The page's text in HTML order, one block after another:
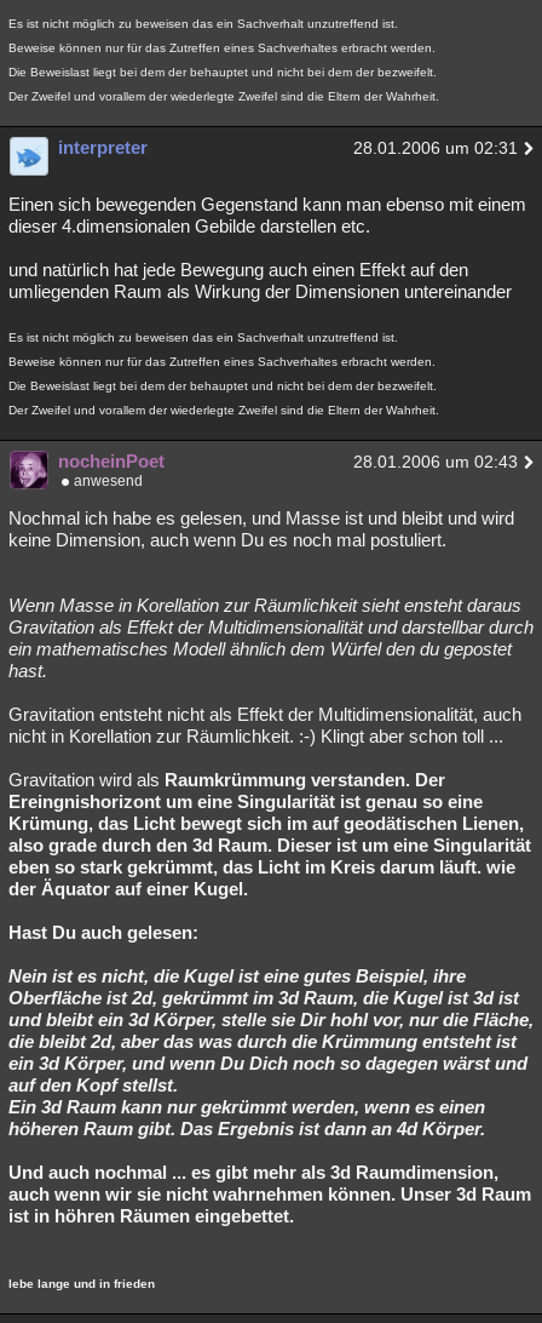
Es ist nicht möglich zu beweisen das ein Sachverhalt unzutreffend ist.
Beweise können nur für das Zutreffen eines Sachverhaltes erbracht werden.
Die Beweislast liegt bei dem der behauptet und nicht bei dem der bezweifelt.
Der Zweifel und vorallem der wiederlegte Zweifel sind die Eltern der Wahrheit.
interpreter 28.01.2006 um 02:31
Einen sich bewegenden Gegenstand kann man ebenso mit einem
dieser 4.dimensionalen Gebilde darstellen etc.
und natürlich hat jede Bewegung auch einen Effekt auf den
umliegenden Raum als Wirkung der Dimensionen untereinander
Es ist nicht möglich zu beweisen das ein Sachverhalt unzutreffend ist.
Beweise können nur für das Zutreffen eines Sachverhaltes erbracht werden.
Die Beweislast liegt bei dem der behauptet und nicht bei dem der bezweifelt.
Der Zweifel und vorallem der wiederlegte Zweifel sind die Eltern der Wahrheit.
nocheinPoet 28.01.2006 um 02:43
anwesend
Nochmal ich habe es gelesen, und Masse ist und bleibt und wird
keine Dimension, auch wenn Du es noch mal postuliert.
Wenn Masse in Korellation zur Räumlichkeit sieht ensteht daraus
Gravitation als Effekt der Multidimensionalität und darstellbar durch
ein mathematisches Modell ähnlich dem Würfel den du gepostet
hast.
Gravitation entsteht nicht als Effekt der Multidimensionalität, auch
nicht in Korellation zur Räumlichkeit. :-) Klingt aber schon toll ...
Gravitation wird als Raumkrümmung verstanden. Der
Ereingnishorizont um eine Singularität ist genau so eine
Krümung, das Licht bewegt sich im auf geodätischen Lienen,
also grade durch den 3d Raum. Dieser ist um eine Singularität
eben so stark gekrümmt, das Licht im Kreis darum läuft. wie
der Äquator auf einer Kugel.
Hast Du auch gelesen:
Nein ist es nicht, die Kugel ist eine gutes Beispiel, ihre
Oberfläche ist 2d, gekrümmt im 3d Raum, die Kugel ist 3d ist
und bleibt ein 3d Körper, stelle sie Dir hohl vor, nur die Fläche,
die bleibt 2d, aber das was durch die Krümmung entsteht ist
ein 3d Körper, und wenn Du Dich noch so dagegen wärst und
auf den Kopf stellst.
Ein 3d Raum kann nur gekrümmt werden, wenn es einen
höheren Raum gibt. Das Ergebnis ist dann an 4d Körper.
Und auch nochmal ... es gibt mehr als 3d Raumdimension,
auch wenn wir sie nicht wahrnehmen können. Unser 3d Raum
ist in höhren Räumen eingebettet.
lebe lange und in frieden